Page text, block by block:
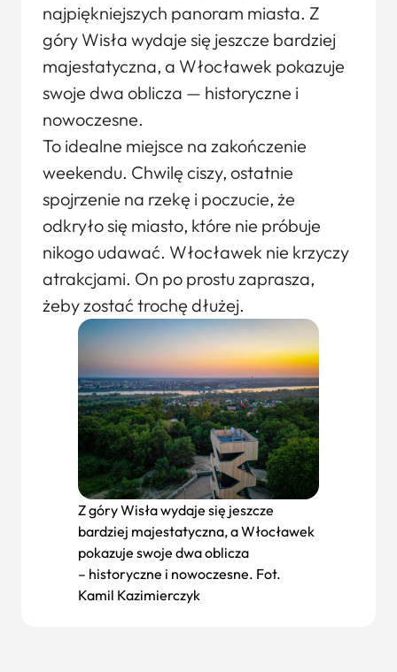
najpiękniejszych panoram miasta. Z
góry Wisła wydaje się jeszcze bardziej
majestatyczna, a Włocławek pokazuje
swoje dwa oblicza — historyczne i
nowoczesne.
To idealne miejsce na zakończenie
weekendu. Chwilę ciszy, ostatnie
spojrzenie na rzekę i poczucie, że
odkryło się miasto, które nie próbuje
nikogo udawać. Włocławek nie krzyczy
atrakcjami. On po prostu zaprasza,
żeby zostać trochę dłużej.
Z góry Wisła wydaje się jeszcze
bardziej majestatyczna, a Włocławek
pokazuje swoje dwa oblicza
– historyczne i nowoczesne. Fot.
Kamil Kazimierczyk